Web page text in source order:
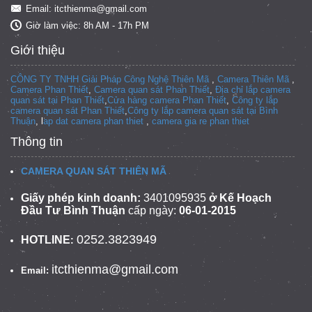
Email: itcthienma@gmail.com
Giờ làm việc: 8h AM - 17h PM
Giới thiệu
CÔNG TY TNHH Giải Pháp Công Nghệ Thiên Mã Camera Thiên Mã
Camera Phan Thiết Camera quan sát Phan Thiết Địa chỉ lắp camera
quan sát tại Phan Thiết Cửa hàng camera Phan Thiết Công ty lắp
camera quan sát Phan Thiết Công ty lắp camera quan sát tại Bình
Thuận , lap dat camera phan thiet camera gia re phan thiet
Thông tin
CAMERA QUAN SÁT THIÊN MÃ
Giấy phép kinh doanh: 3401095935 ở Kế Hoạch
Đầu Tư Bình Thuận cấp ngày: 06-01-2015
HOTLINE: 0252.3823949
Email: itcthienma@gmail.com